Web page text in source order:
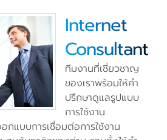
Internet
Consultant
ทีมงานที่เชี่ยวชาญ
ของเราพร้อมให้คำ
ปรึกษาดูแลรูปแบบ
การใช้งาน
กแบบการเชื่อมต่อการใช้งาน